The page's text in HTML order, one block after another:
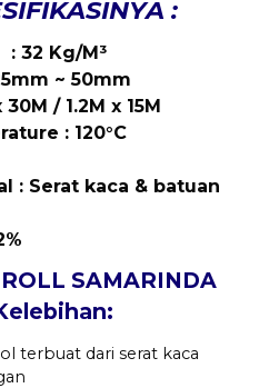
:
32 Kg/M³
~ 50mm
/ 1.2M x 15M
: 120°C
: Serat kaca & batuan
SAMARINDA
terbuat dari serat kaca